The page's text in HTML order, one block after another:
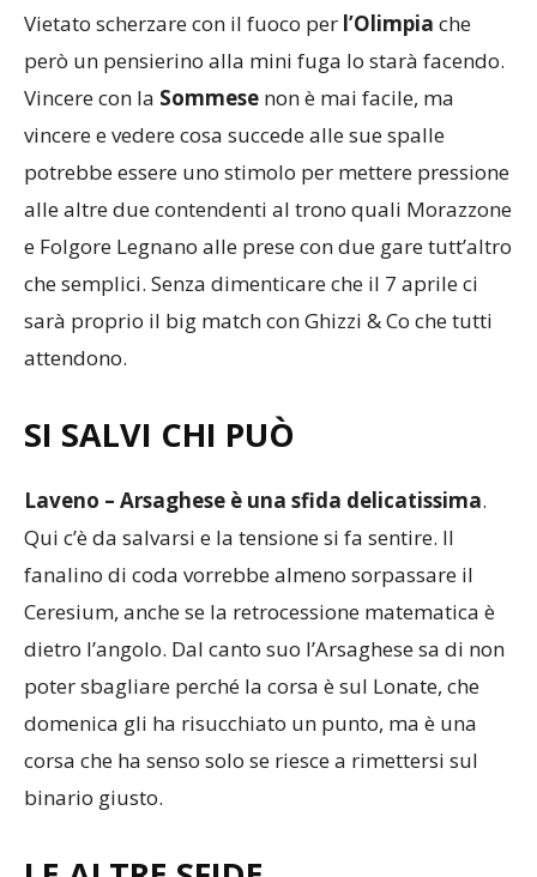
Vietato scherzare con il fuoco per l’Olimpiache
però un pensierino alla mini fuga lo starà facendo.
Vincere con laSommesenon è mai facile, ma
vincere e vedere cosa succede alle sue spalle
potrebbe essere uno stimolo per mettere pressione
alle altre due contendenti al trono quali Morazzone
e Folgore Legnano alle prese con due gare tutt’altro
che semplici. Senza dimenticare che il 7 aprile ci
sarà proprio il big match con Ghizzi & Co che tutti
SI SALVI CHI PUÒ
Laveno – Arsaghese è una sfida delicatissima
Qui c’è da salvarsi e la tensione si fa sentire. Il
fanalino di coda vorrebbe almeno sorpassare il
Ceresium, anche se la retrocessione matematica è
dietro l’angolo. Dal canto suo l’Arsaghese sa di non
poter sbagliare perché la corsa è sul Lonate, che
domenica gli ha risucchiato un punto, ma è una
corsa che ha senso solo se riesce a rimettersi sul